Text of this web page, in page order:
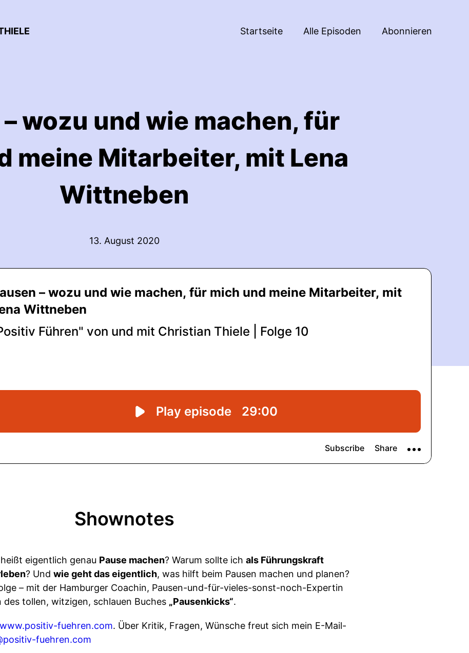
Startseite Alle Episoden Abonnieren
wozu und wie machen, für
meine Mitarbeiter, mit Lena
Wittneben
13. August 2020
Shownotes
heißt eigentlich genau Pause machen? Warum sollte ich als Führungskraft
? Und wie geht das eigentlich, was hilft beim Pausen machen und planen?
– mit der Hamburger Coachin, Pausen-und-für-vieles-sonst-noch-Expertin
des tollen, witzigen, schlauen Buches „Pausenkicks“.
www.positiv-fuehren.com. Über Kritik, Fragen, Wünsche freut sich mein E-Mail-
fuehren.com